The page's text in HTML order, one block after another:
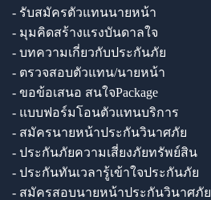
- รับสมัครตัวแทนนายหน้า
- มุมคิดสร้างแรงบันดาลใจ
- บทความเกี่ยวกับประกันภัย
- ตรวจสอบตัวแทน/นายหน้า
- ขอข้อเสนอ สนใจPackage
- แบบฟอร์มโอนตัวแทนบริการ
- สมัครนายหน้าประกันวินาศภัย
- ประกันภัยความเสี่ยงภัยทรัพย์สิน
- ประกันทันเวลารู้เข้าใจประกันภัย
- สมัครสอบนายหน้าประกันวินาศภัย